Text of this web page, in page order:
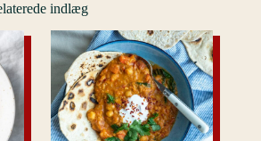
indlæg